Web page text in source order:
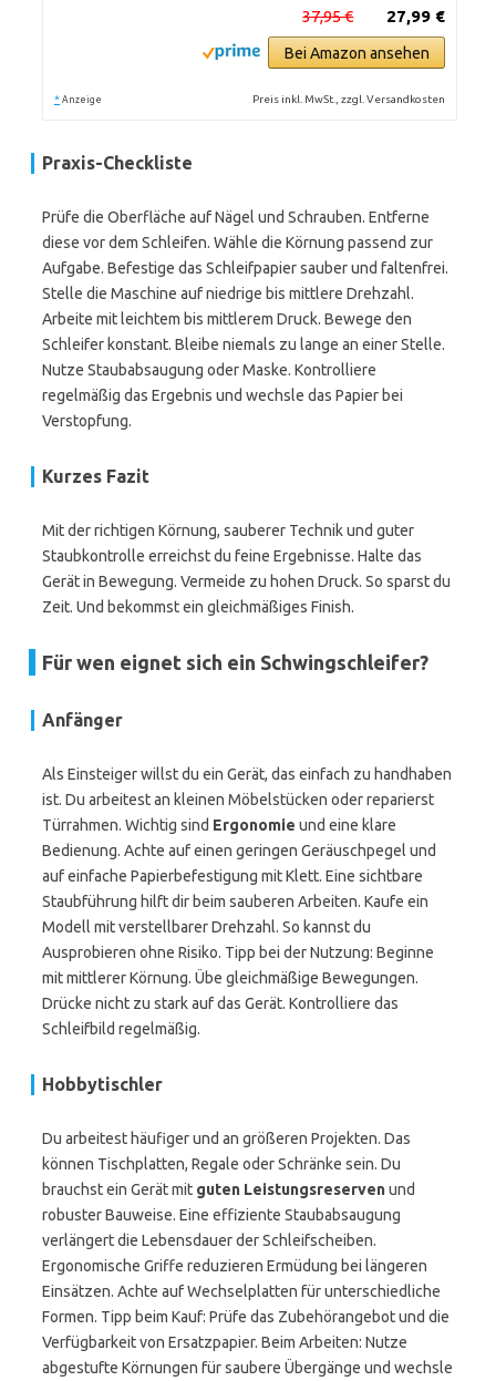
27,99 €
37,95 €
Bei Amazon ansehen
* Anzeige Preis inkl. MwSt., zzgl. Versandkosten
Praxis-Checkliste
Prüfe die Oberfläche auf Nägel und Schrauben. Entferne
diese vor dem Schleifen. Wähle die Körnung passend zur
Aufgabe. Befestige das Schleifpapier sauber und faltenfrei.
Stelle die Maschine auf niedrige bis mittlere Drehzahl.
Arbeite mit leichtem bis mittlerem Druck. Bewege den
Schleifer konstant. Bleibe niemals zu lange an einer Stelle.
Nutze Staubabsaugung oder Maske. Kontrolliere
regelmäßig das Ergebnis und wechsle das Papier bei
Verstopfung.
Kurzes Fazit
Mit der richtigen Körnung, sauberer Technik und guter
Staubkontrolle erreichst du feine Ergebnisse. Halte das
Gerät in Bewegung. Vermeide zu hohen Druck. So sparst du
Zeit. Und bekommst ein gleichmäßiges Finish.
Für wen eignet sich ein Schwingschleifer?
Anfänger
Als Einsteiger willst du ein Gerät, das einfach zu handhaben
ist. Du arbeitest an kleinen Möbelstücken oder reparierst
Türrahmen. Wichtig sind Ergonomie und eine klare
Bedienung. Achte auf einen geringen Geräuschpegel und
auf einfache Papierbefestigung mit Klett. Eine sichtbare
Staubführung hilft dir beim sauberen Arbeiten. Kaufe ein
Modell mit verstellbarer Drehzahl. So kannst du
Ausprobieren ohne Risiko. Tipp bei der Nutzung: Beginne
mit mittlerer Körnung. Übe gleichmäßige Bewegungen.
Drücke nicht zu stark auf das Gerät. Kontrolliere das
Schleifbild regelmäßig.
Hobbytischler
Du arbeitest häufiger und an größeren Projekten. Das
können Tischplatten, Regale oder Schränke sein. Du
brauchst ein Gerät mit guten Leistungsreservenund
robuster Bauweise. Eine effiziente Staubabsaugung
verlängert die Lebensdauer der Schleifscheiben.
Ergonomische Griffe reduzieren Ermüdung bei längeren
Einsätzen. Achte auf Wechselplatten für unterschiedliche
Formen. Tipp beim Kauf: Prüfe das Zubehörangebot und die
Verfügbarkeit von Ersatzpapier. Beim Arbeiten: Nutze
abgestufte Körnungen für saubere Übergänge und wechsle